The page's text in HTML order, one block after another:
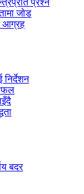
प्रश्न
जोड
आग्रह
निर्देशन
बदर